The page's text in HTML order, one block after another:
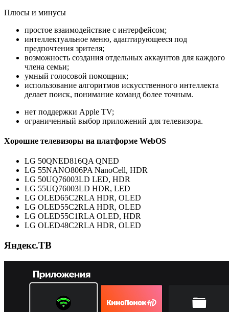
Плюсы и минусы
простое взаимодействие с интерфейсом;
интеллектуальное меню, адаптирующееся под
предпочтения зрителя;
возможность создания отдельных аккаунтов для каждого
члена семьи;
умный голосовой помощник;
использование алгоритмов искусственного интеллекта
делает поиск, понимание команд более точным.
нет поддержки Apple TV;
ограниченный выбор приложений для телевизора.
Хорошие телевизоры на платформе WebOS
LG 50QNED816QA QNED
LG 55NANO806PA NanoCell, HDR
LG 50UQ76003LD LED, HDR
LG 55UQ76003LD HDR, LED
LG OLED65C2RLA HDR, OLED
LG OLED55C2RLA HDR, OLED
LG OLED55C1RLA OLED, HDR
LG OLED48C2RLA HDR, OLED
Яндекс.ТВ